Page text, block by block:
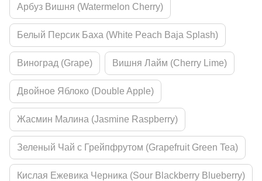
Арбуз Вишня (Watermelon Cherry)
Белый Персик Баха (White Peach Baja Splash)
Виноград (Grape) Вишня Лайм (Cherry Lime)
Двойное Яблоко (Double Apple)
Жасмин Малина (Jasmine Raspberry)
Зеленый Чай с Грейпфрутом (Grapefruit Green Tea)
Кислая Ежевика Черника (Sour Blackberry Blueberry)